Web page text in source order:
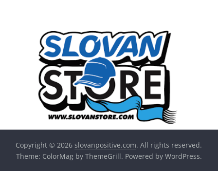
Copyright © 2026slovanpositive.com. All rights reserved.
Theme: ColorMagby ThemeGrill. Powered by WordPress.